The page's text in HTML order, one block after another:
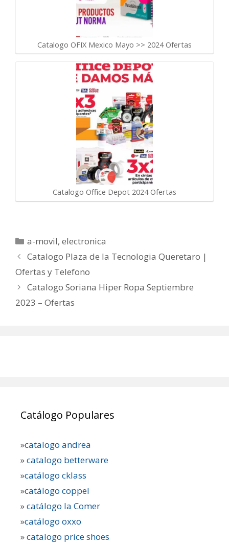
Catalogo OFIX Mexico Mayo >> 2024 Ofertas
Catalogo Office Depot 2024 Ofertas
Categorías
a-movil,electronica
Catalogo Plaza de la Tecnologia Queretaro |
Ofertas y Telefono
Catalogo Soriana Hiper Ropa Septiembre
2023 – Ofertas
Catálogo Populares
»catalogo andrea
»catalogo betterware
»catálogo cklass
»catálogo coppel
»catálogo la Comer
»catálogo oxxo
»catalogo price shoes